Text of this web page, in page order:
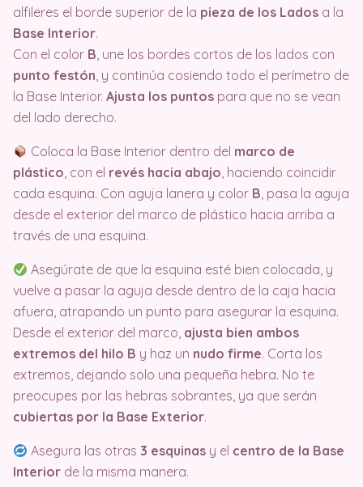
alfileres el borde superior de la pieza de los Lados a la
Base Interior.
Con el color B, une los bordes cortos de los lados con
punto festón, y continúa cosiendo todo el perímetro de
la Base Interior. Ajusta los puntos para que no se vean
del lado derecho.
Coloca la Base Interior dentro del marco de
plástico, con el revés hacia abajo, haciendo coincidir
cada esquina. Con aguja lanera y color B, pasa la aguja
desde el exterior del marco de plástico hacia arriba a
través de una esquina.
Asegúrate de que la esquina esté bien colocada, y
vuelve a pasar la aguja desde dentro de la caja hacia
afuera, atrapando un punto para asegurar la esquina.
Desde el exterior del marco, ajusta bien ambos
extremos del hilo B y haz un nudo firme. Corta los
extremos, dejando solo una pequeña hebra. No te
preocupes por las hebras sobrantes, ya que serán
cubiertas por la Base Exterior.
Asegura las otras 3 esquinas y el centro de la Base
Interior de la misma manera.